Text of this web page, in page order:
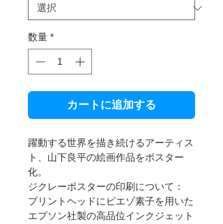
数量 *
カートに追加する
躍動する世界を描き続けるアーティス
ト、山下良平の絵画作品をポスター
化。
ジクレーポスターの印刷について：
プリントヘッドにピエゾ素子を用いた
エプソン社製の高品位インクジェット